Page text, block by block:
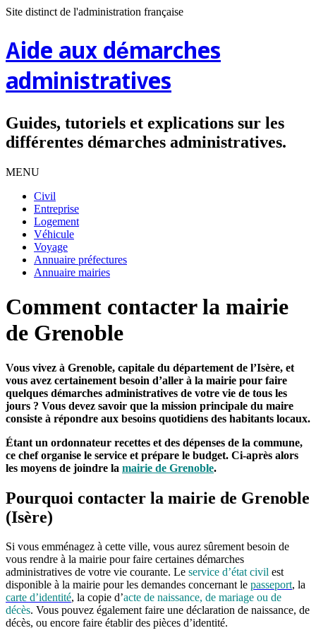
Site distinct de l'administration française
Aide aux démarches
administratives
Guides, tutoriels et explications sur les
différentes démarches administratives.
MENU
Civil
Entreprise
Logement
Véhicule
Voyage
Annuaire préfectures
Annuaire mairies
Comment contacter la mairie
de Grenoble
Vous vivez à Grenoble, capitale du département de l’Isère, et
vous avez certainement besoin d’aller à la mairie pour faire
quelques démarches administratives de votre vie de tous les
jours ? Vous devez savoir que la mission principale du maire
consiste à répondre aux besoins quotidiens des habitants locaux.
Étant un ordonnateur recettes et des dépenses de la commune,
ce chef organise le service et prépare le budget. Ci-après alors
les moyens de joindre la mairie de Grenoble.
Pourquoi contacter la mairie de Grenoble
(Isère)
Si vous emménagez à cette ville, vous aurez sûrement besoin de
vous rendre à la mairie pour faire certaines démarches
administratives de votre vie courante. Le service d’état civil est
disponible à la mairie pour les demandes concernant le passeport, la
carte d’identité, la copie d’acte de naissance, de mariage ou de
décès. Vous pouvez également faire une déclaration de naissance, de
décès, ou encore faire établir des pièces d’identité.